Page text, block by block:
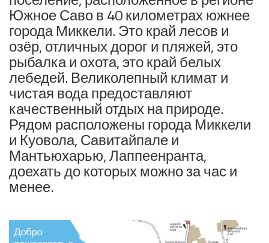
Южное Саво в 40 километрах южнее
города Миккели. Это край лесов и
озёр, отличных дорог и пляжей, это
рыбалка и охота, это край белых
лебедей. Великолепный климат и
чистая вода предоставляют
качественный отдых на природе.
Рядом расположены города Миккели
и Куовола, Савитайпале и
Мантьюхарью, Лаппеенранта,
доехать до которых можно за час и
менее.